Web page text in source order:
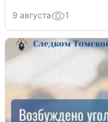
9 августа 1